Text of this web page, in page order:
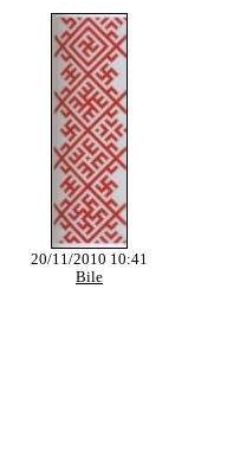
20/11/2010 10:41
Bile